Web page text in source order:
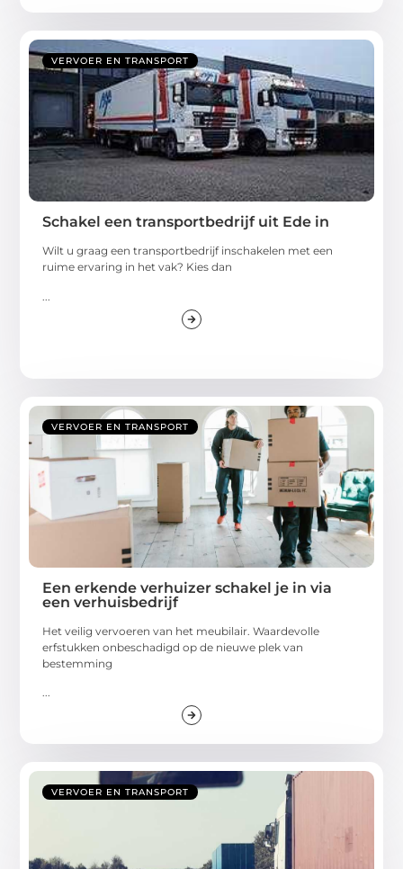
VERVOER EN TRANSPORT
Schakel een transportbedrijf uit Ede in
Wilt u graag een transportbedrijf inschakelen met een
ruime ervaring in het vak? Kies dan
VERVOER EN TRANSPORT
Een erkende verhuizer schakel je in via
een verhuisbedrijf
Het veilig vervoeren van het meubilair. Waardevolle
erfstukken onbeschadigd op de nieuwe plek van
bestemming
...
VERVOER EN TRANSPORT